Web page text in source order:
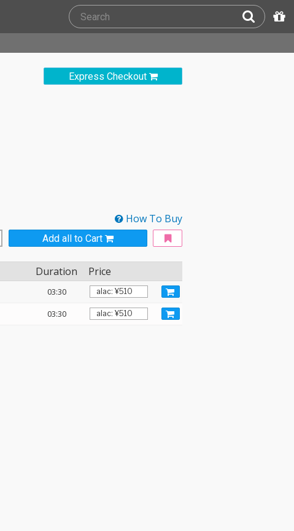
Express Checkout
How To Buy
Add all to Cart
Duration Price
03:30
03:30